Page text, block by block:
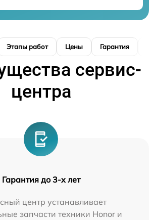
Этапы работ Цены Гарантия
сервис-
центра
Гарантия до 3-х лет
центр устанавливает
запчасти техники Honor и